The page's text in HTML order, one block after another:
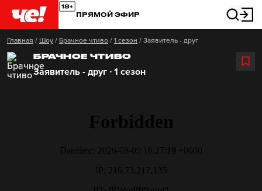
ПРЯМОЙ ЭФИР
Главная / Шоу / Брачное чтиво / 1 сезон / Заявитель - друг
БРАЧНОЕ ЧТИВО
Заявитель - друг ∙ 1 сезон